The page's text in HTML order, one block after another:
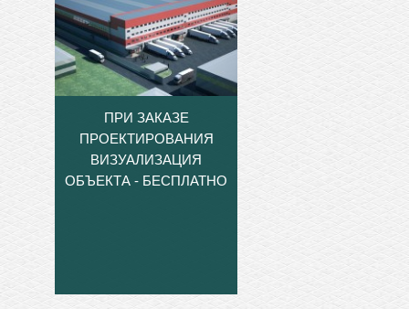
ПРИ ЗАКАЗЕ
ПРОЕКТИРОВАНИЯ
ВИЗУАЛИЗАЦИЯ
ОБЪЕКТА - БЕСПЛАТНО